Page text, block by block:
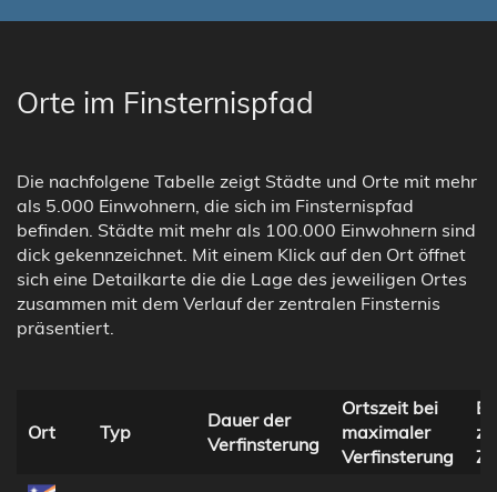
Orte im Finsternispfad
Die nachfolgene Tabelle zeigt Städte und Orte mit mehr
als 5.000 Einwohnern, die sich im Finsternispfad
befinden. Städte mit mehr als 100.000 Einwohnern sind
dick gekennzeichnet. Mit einem Klick auf den Ort öffnet
sich eine Detailkarte die die Lage des jeweiligen Ortes
zusammen mit dem Verlauf der zentralen Finsternis
präsentiert.
Ort Typ
Dauer der
Verfinsterung
Ortszeit bei
maximaler
Verfinsterung